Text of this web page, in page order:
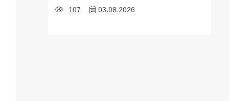
107 03.08.2026